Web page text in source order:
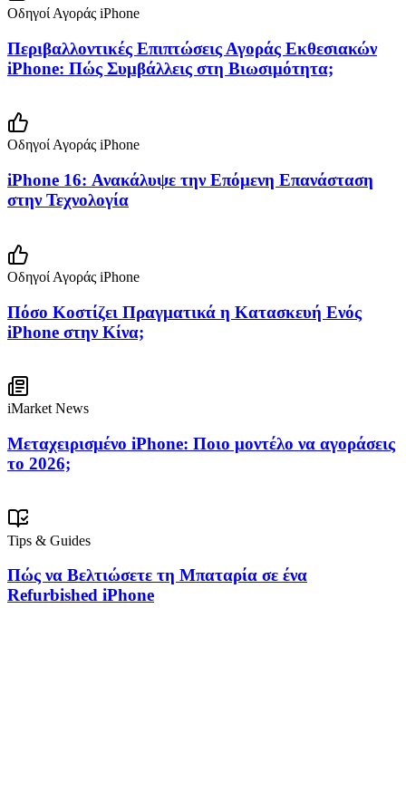
Οδηγοί Αγοράς iPhone
Περιβαλλοντικές Επιπτώσεις Αγοράς Εκθεσιακών
iPhone: Πώς Συμβάλλεις στη Βιωσιμότητα;
Οδηγοί Αγοράς iPhone
iPhone 16: Ανακάλυψε την Επόμενη Επανάσταση
στην Τεχνολογία
Οδηγοί Αγοράς iPhone
Πόσο Κοστίζει Πραγματικά η Κατασκευή Ενός
iPhone στην Κίνα;
iMarket News
Μεταχειρισμένο iPhone: Ποιο μοντέλο να αγοράσεις
το 2026;
Tips & Guides
Πώς να Βελτιώσετε τη Μπαταρία σε ένα
Refurbished iPhone